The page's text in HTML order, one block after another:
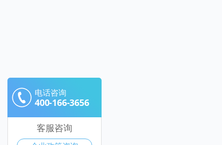
电话咨询
400-166-3656
客服咨询